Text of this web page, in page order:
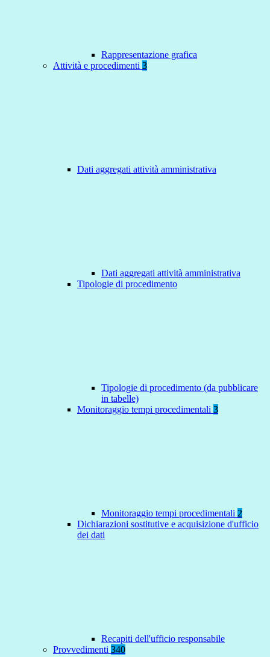
Rappresentazione grafica
Attività e procedimenti 3
Dati aggregati attività amministrativa
Dati aggregati attività amministrativa
Tipologie di procedimento
Tipologie di procedimento (da pubblicare
in tabelle)
Monitoraggio tempi procedimentali 3
Monitoraggio tempi procedimentali 2
Dichiarazioni sostitutive e acquisizione d'ufficio
dei dati
Recapiti dell'ufficio responsabile
Provvedimenti 340